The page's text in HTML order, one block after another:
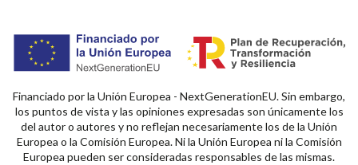
Financiado por la Unión Europea - NextGenerationEU. Sin embargo,
los puntos de vista y las opiniones expresadas son únicamente los
del autor o autores y no reflejan necesariamente los de la Unión
Europea o la Comisión Europea. Ni la Unión Europea ni la Comisión
Europea pueden ser consideradas responsables de las mismas.